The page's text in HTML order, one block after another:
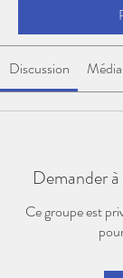
Discussion
Demander
Ce groupe est